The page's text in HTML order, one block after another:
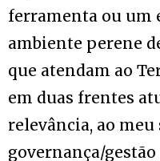
ferramenta ou um
ambiente perene
que atendam ao
em duas frentes
relevância, ao
governança/